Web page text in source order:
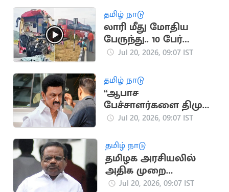
தமிழ் நாடு
லாரி மீது மோதிய
பேருந்து.. 10 பேர்
படுகாயம்
Jul 20, 2026, 09:07 IST
தமிழ் நாடு
“ஆபாச
பேச்சாளர்களை திமுக
வளர்த்து வருகிறது”..
Jul 20, 2026, 09:07 IST
தமிழ் நாடு
தமிழக அரசியலில்
அதிக முறை
சபாநாயகராக
Jul 20, 2026, 09:07 IST